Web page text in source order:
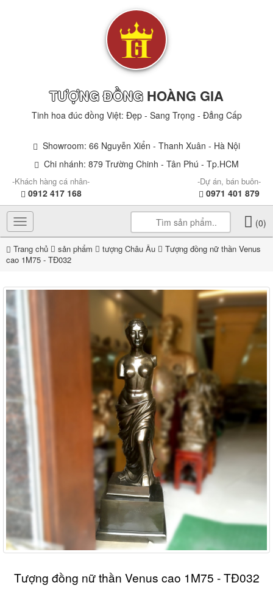
TƯỢNG ĐỒNG HOÀNG GIA
Tinh hoa đúc đồng Việt: Đẹp - Sang Trọng - Đẳng Cấp
Showroom: 66 Nguyễn Xiển - Thanh Xuân - Hà Nội
Chi nhánh: 879 Trường Chinh - Tân Phú - Tp.HCM
-Khách hàng cá nhân-
0912 417 168
-Dự án, bán buôn-
0971 401 879
Toggle
navigation
(0)
Trang chủ sản phẩm tượng Châu Âu
Tượng đồng nữ thần Venus
cao 1M75 - TĐ032
Tượng đồng nữ thần Venus cao 1M75 - TĐ032